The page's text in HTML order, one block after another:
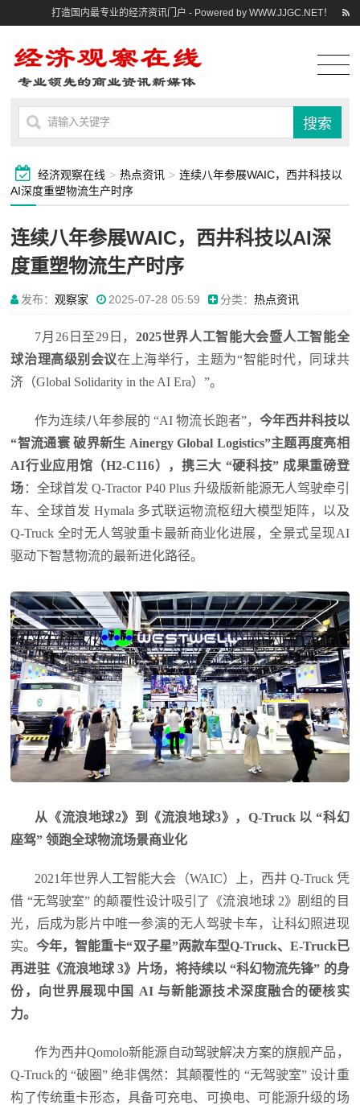
打造国内最专业的经济资讯门户 - Powered by WWW.JJGC.NET！
经济观察在线 > 热点资讯 > 连续八年参展WAIC，西井科技以
AI深度重塑物流生产时序
连续八年参展WAIC，西井科技以AI深
度重塑物流生产时序
发布：观察家 2025-07-28 05:59 分类：热点资讯
7月26日至29日， 2025世界人工智能大会暨人工智能全
球治理高级别会议在上海举行，主题为“智能时代，同球共
济（Global Solidarity in the AI Era）”。
作为连续八年参展的 “AI 物流长跑者”， 今年西井科技以
“智流通寰 破界新生 Ainergy Global Logistics”主题再度亮相
AI行业应用馆（H2-C116），携三大 “硬科技” 成果重磅登
场 ：全球首发 Q-Tractor P40 Plus 升级版新能源无人驾驶牵引
车、全球首发 Hymala 多式联运物流枢纽大模型矩阵，以及
Q-Truck 全时无人驾驶重卡最新商业化进展，全景式呈现AI
驱动下智慧物流的最新进化路径。
从《流浪地球2》到《流浪地球3》，Q-Truck 以 “科幻
座驾” 领跑全球物流场景商业化
2021年世界人工智能大会（WAIC）上，西井 Q-Truck 凭
借 “无驾驶室” 的颠覆性设计吸引了《流浪地球 2》剧组的目
光，后成为影片中唯一参演的无人驾驶卡车，让科幻照进现
实。今年，智能重卡“双子星”两款车型Q-Truck、E-Truck已
再进驻《流浪地球 3》片场，将持续以 “科幻物流先锋” 的身
份，向世界展现中国 AI 与新能源技术深度融合的硬核实
力。
作为西井Qomolo新能源自动驾驶解决方案的旗舰产品，
Q-Truck的 “破圈” 绝非偶然：其颠覆性的 “无驾驶室” 设计重
构了传统重卡形态，具备可充电、可换电、可能源升级的场